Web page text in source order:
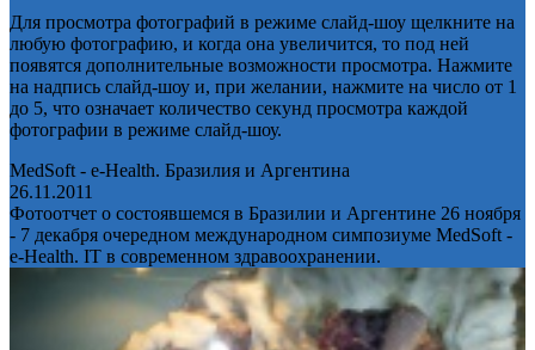
Для просмотра фотографий в режиме слайд-шоу щелкните на
любую фотографию, и когда она увеличится, то под ней
появятся дополнительные возможности просмотра. Нажмите
на надпись слайд-шоу и, при желании, нажмите на число от 1
до 5, что означает количество секунд просмотра каждой
фотографии в режиме слайд-шоу.
MedSoft - e-Health. Бразилия и Аргентина
26.11.2011
Фотоотчет о состоявшемся в Бразилии и Аргентине 26 ноября
- 7 декабря очередном международном симпозиуме MedSoft -
e-Health. IT в современном здравоохранении.